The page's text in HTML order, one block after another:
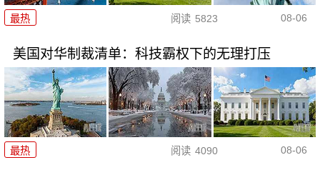
最热 阅读 5823 08-06
美国对华制裁清单：科技霸权下的无理打压
最热 阅读 4090 08-06